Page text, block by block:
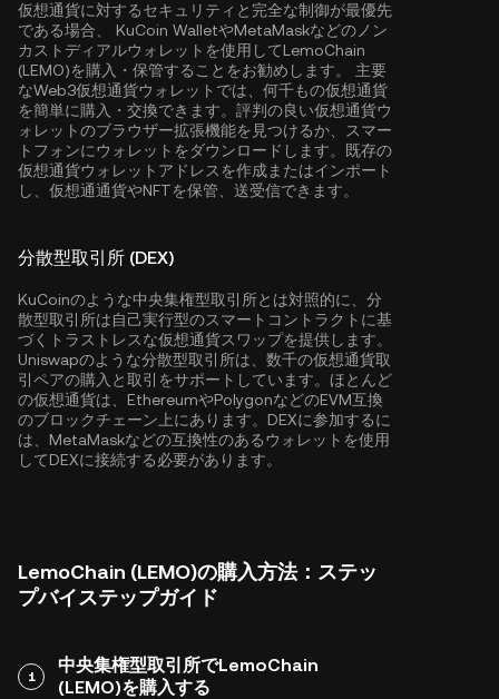
仮想通貨に対するセキュリティと完全な制御が最優先
である場合、 KuCoin WalletやMetaMaskなどのノン
カストディアルウォレットを使用してLemoChain
(LEMO)を購入・保管することをお勧めします。 主要
なWeb3仮想通貨ウォレットでは、何千もの仮想通貨
を簡単に購入・交換できます。評判の良い仮想通貨ウ
ォレットのブラウザー拡張機能を見つけるか、スマー
トフォンにウォレットをダウンロードします。既存の
仮想通貨ウォレットアドレスを作成またはインポート
し、仮想通通貨やNFTを保管、送受信できます。
分散型取引所 (DEX)
KuCoinのような中央集権型取引所とは対照的に、分
散型取引所は自己実行型のスマートコントラクトに基
づくトラストレスな仮想通貨スワップを提供します。
Uniswapのような分散型取引所は、数千の仮想通貨取
引ペアの購入と取引をサポートしています。ほとんど
の仮想通貨は、 EthereumやPolygonなどのEVM互換
のブロックチェーン上にあります。DEXに参加するに
は、MetaMaskなどの互換性のあるウォレットを使用
してDEXに接続する必要があります。
LemoChain (LEMO)の購入方法：ステッ
プバイステップガイド
1
中央集権型取引所でLemoChain
(LEMO)を購入する